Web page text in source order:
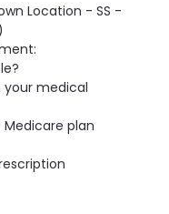
Location - SS -
medical
plan